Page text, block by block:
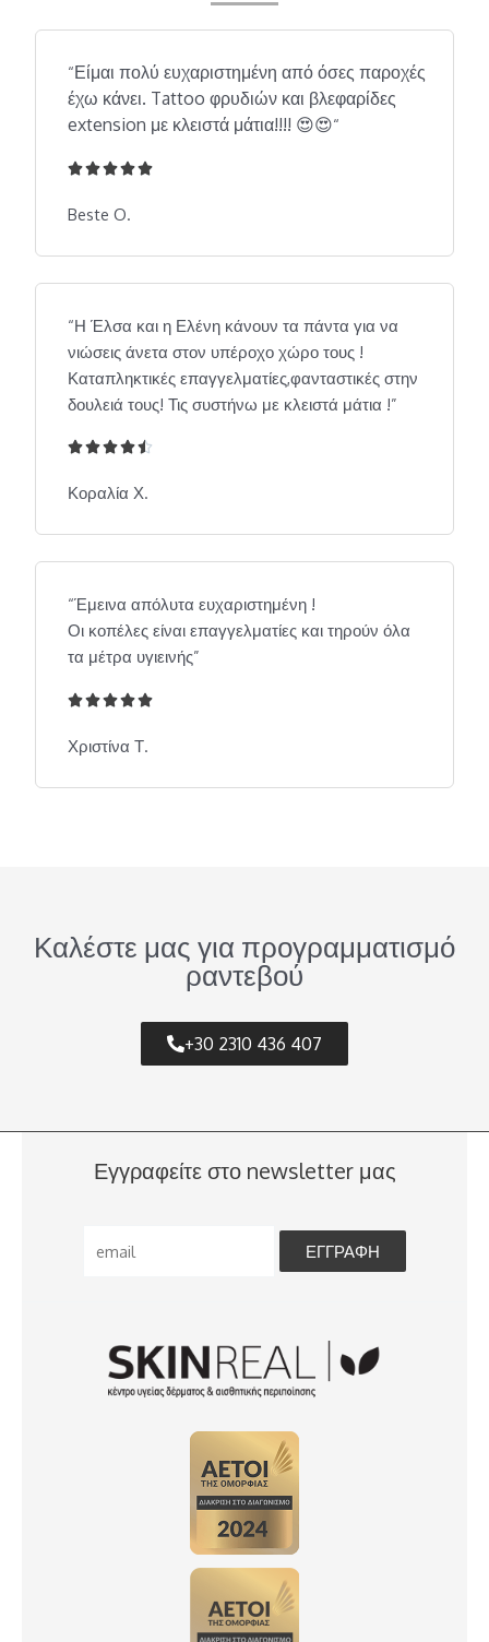
“Είμαι πολύ ευχαριστημένη από όσες παροχές
έχω κάνει. Tattoo φρυδιών και βλεφαρίδες
extension με κλειστά μάτια!!!! 😍😍“

Beste O.
“Η Έλσα και η Ελένη κάνουν τα πάντα για να
νιώσεις άνετα στον υπέροχο χώρο τους !
Καταπληκτικές επαγγελματίες,φανταστικές στην
δουλειά τους! Τις συστήνω με κλειστά μάτια !”

Κοραλία Χ.
“Έμεινα απόλυτα ευχαριστημένη !
Οι κοπέλες είναι επαγγελματίες και τηρούν όλα
τα μέτρα υγιεινής”

Χριστίνα Τ.
Καλέστε μας για προγραμματισμό
ραντεβού
+30 2310 436 407
Εγγραφείτε στο newsletter μας